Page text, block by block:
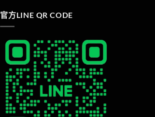
官方LINE QR CODE